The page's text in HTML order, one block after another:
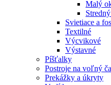
Malý
Svietiace a
Textilné
Výcvikové
Výstavné
Píšťalky
Postroje na voľný
Prekážky a úkryty